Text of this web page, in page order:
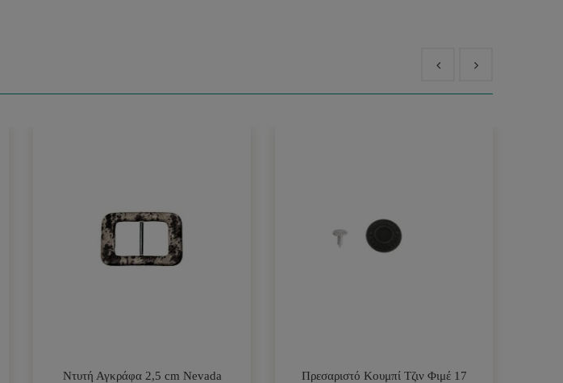
Ντυτή Αγκράφα 2,5 cm Nevada
Πρεσαριστό Κουμπί Τζιν Φιμέ 17